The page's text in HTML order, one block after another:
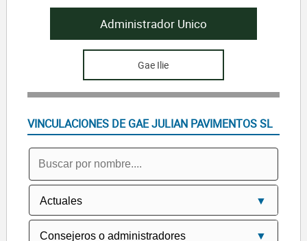
Administrador Unico
Gae Ilie
VINCULACIONES DE GAE JULIAN PAVIMENTOS SL